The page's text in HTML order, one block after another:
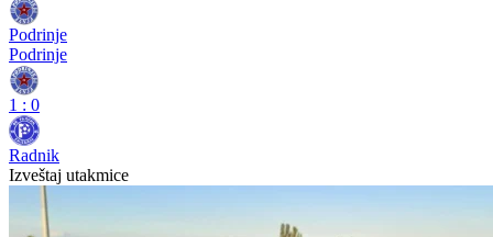
Podrinje
Podrinje
1 : 0
Radnik
Izveštaj utakmice